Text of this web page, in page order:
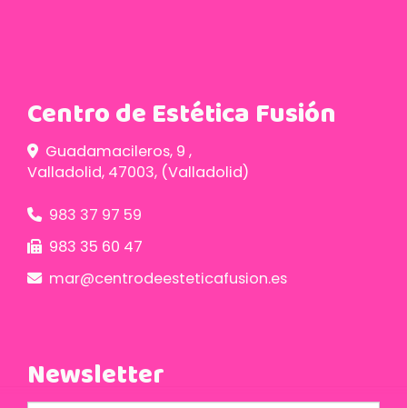
Centro de Estética Fusión
Guadamacileros, 9 ,
Valladolid, 47003, (Valladolid)
983 37 97 59
983 35 60 47
mar
centrodeesteticafusion.es
Newsletter